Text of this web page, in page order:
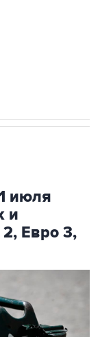
июля
и
Евро 3,